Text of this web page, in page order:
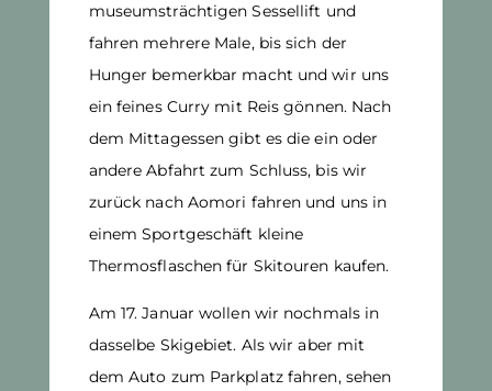
museumsträchtigen Sessellift und
fahren mehrere Male, bis sich der
Hunger bemerkbar macht und wir uns
ein feines Curry mit Reis gönnen. Nach
dem Mittagessen gibt es die ein oder
andere Abfahrt zum Schluss, bis wir
zurück nach Aomori fahren und uns in
einem Sportgeschäft kleine
Thermosflaschen für Skitouren kaufen.
Am 17. Januar wollen wir nochmals in
dasselbe Skigebiet. Als wir aber mit
dem Auto zum Parkplatz fahren, sehen